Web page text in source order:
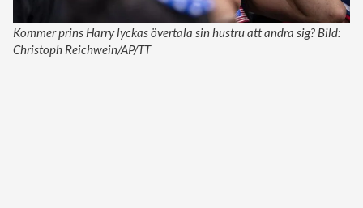
Kommer prins Harry lyckas övertala sin hustru att andra sig? Bild:
Christoph Reichwein/AP/TT